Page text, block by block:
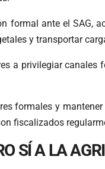
formal ante el SAG,
y transportar
a privilegiar
formales y
fiscalizados
SÍ A LA